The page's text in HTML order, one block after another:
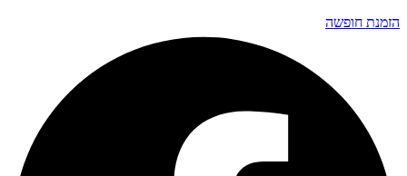
הזמנת חופשה